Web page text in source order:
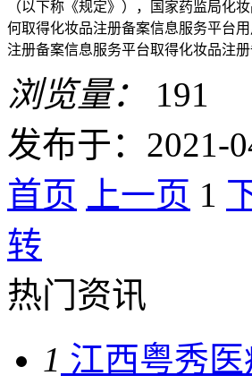
（以下称《规定》），国家药监局
何取得化妆品注册备案信息服务平台
注册备案信息服务平台取得化妆品注册
浏览量：
191
发布于：2021-
首页
上一页 1
转
热门资讯
1 江西粤秀